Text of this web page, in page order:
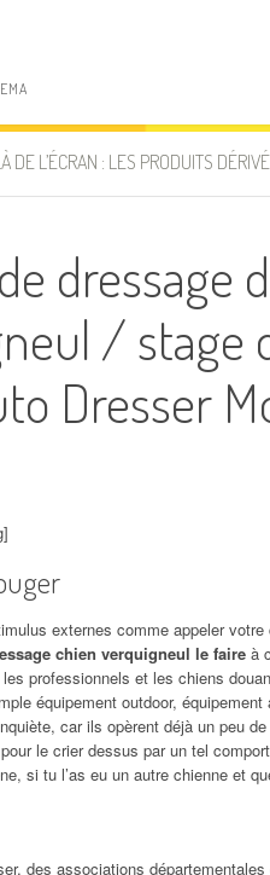
DE L’ÉCRAN : LES PRODUITS
dressage
/ stage
Dresser
externes comme appeler
chien verquigneul le faire à
professionnels et les chiens
équipement outdoor,
car ils opèrent déjà un peu
le crier dessus par un tel
si tu l’as eu un autre chienne et
des associations